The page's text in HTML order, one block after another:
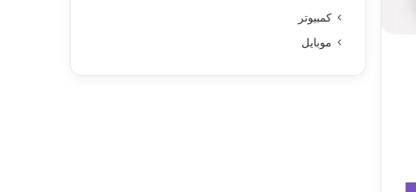
كمبيوتر
موبايل